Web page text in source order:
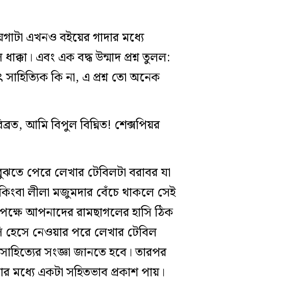
এখনও বইয়ের গাদার মধ্যে
এবং এক বদ্ধ উন্মাদ প্রশ্ন তুলল:
কি না, এ প্রশ্ন তো অনেক
আমি বিপুল বিঘ্নিত! শেক্সপিয়র
পেরে লেখার টেবিলটা বরাবর যা
লীলা মজুমদার বেঁচে থাকলে সেই
আপনাদের রামছাগলের হাসি ঠিক
নেওয়ার পরে লেখার টেবিল
সংজ্ঞা জানতে হবে। তারপর
মধ্যে একটা সহিতভাব প্রকাশ পায়।